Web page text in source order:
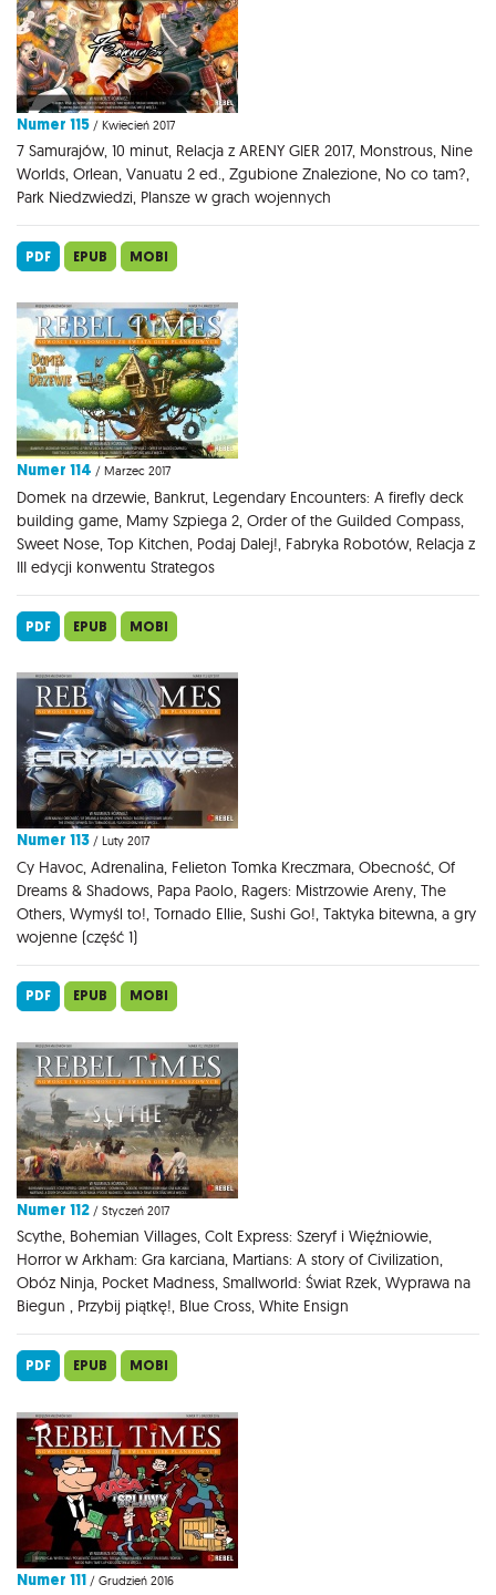
Numer 115 / Kwiecień 2017
7 Samurajów, 10 minut, Relacja z ARENY GIER 2017, Monstrous, Nine
Worlds, Orlean, Vanuatu 2 ed., Zgubione Znalezione, No co tam?,
Park Niedzwiedzi, Plansze w grach wojennych
PDF EPUB MOBI
Numer 114 / Marzec 2017
Domek na drzewie, Bankrut, Legendary Encounters: A firefly deck
building game, Mamy Szpiega 2, Order of the Guilded Compass,
Sweet Nose, Top Kitchen, Podaj Dalej!, Fabryka Robotów, Relacja z
III edycji konwentu Strategos
PDF EPUB MOBI
Numer 113 / Luty 2017
Cy Havoc, Adrenalina, Felieton Tomka Kreczmara, Obecność, Of
Dreams & Shadows, Papa Paolo, Ragers: Mistrzowie Areny, The
Others, Wymyśl to!, Tornado Ellie, Sushi Go!, Taktyka bitewna, a gry
wojenne (część 1)
PDF EPUB MOBI
Numer 112 / Styczeń 2017
Scythe, Bohemian Villages, Colt Express: Szeryf i Więźniowie,
Horror w Arkham: Gra karciana, Martians: A story of Civilization,
Obóz Ninja, Pocket Madness, Smallworld: Świat Rzek, Wyprawa na
Biegun , Przybij piątkę!, Blue Cross, White Ensign
PDF EPUB MOBI
Numer 111 / Grudzień 2016